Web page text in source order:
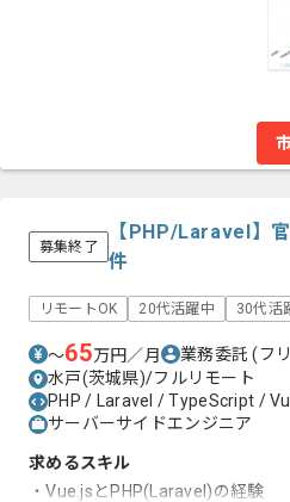
募集終了
【PHP/Laravel】
件
リモートOK 20代活躍中 30代活
〜65万円／月 業務委託(フ
水戸(茨城県)/フルリモート
PHP / Laravel / TypeScript /
サーバーサイドエンジニア
求めるスキル
・Vue.jsとPHP(Laravel)の経験